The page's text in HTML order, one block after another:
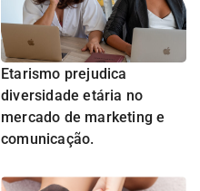
Etarismo prejudica
diversidade etária no
mercado de marketing e
comunicação.